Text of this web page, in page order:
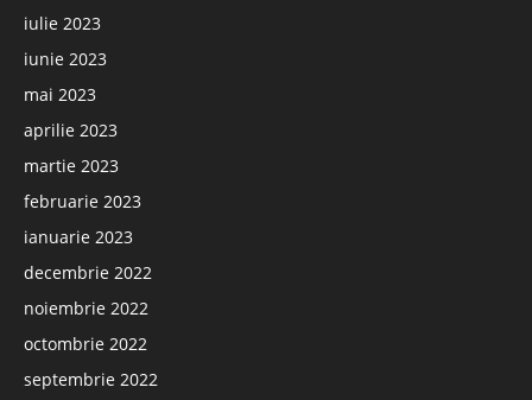
iulie 2023
iunie 2023
mai 2023
aprilie 2023
martie 2023
februarie 2023
ianuarie 2023
decembrie 2022
noiembrie 2022
octombrie 2022
septembrie 2022